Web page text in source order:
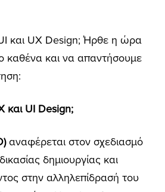
και UX Design; Ήρθε η ώρα
καθένα και να απαντήσουμε
και UI Design;
αναφέρεται στον σχεδιασμό
δημιουργίας και
στην αλληλεπίδρασή του